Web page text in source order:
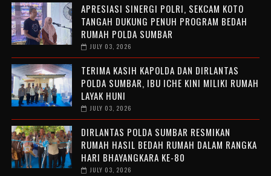
APRESIASI SINERGI POLRI, SEKCAM KOTO
TANGAH DUKUNG PENUH PROGRAM BEDAH
RUMAH POLDA SUMBAR
JULY 03, 2026
TERIMA KASIH KAPOLDA DAN DIRLANTAS
POLDA SUMBAR, IBU ICHE KINI MILIKI RUMAH
LAYAK HUNI
JULY 03, 2026
DIRLANTAS POLDA SUMBAR RESMIKAN
RUMAH HASIL BEDAH RUMAH DALAM RANGKA
HARI BHAYANGKARA KE-80
JULY 03, 2026